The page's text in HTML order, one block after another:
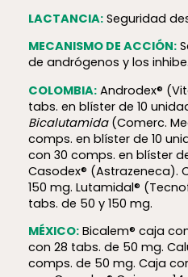
LACTANCIA:Seguridad
MECANISMO DE ACCIÓN:
de andrógenos y los inhibe.
COLOMBIA:Androdex®
tabs. en blíster de 10
Bicalutamida (Comerc.
comps. en blíster de 10
con 30 comps. en blíster
Casodex® (Astrazeneca).
150 mg. Lutamidal®
tabs. de 50 y 150 mg.
MÉXICO:Bicalem® caja
con 28 tabs. de 50 mg.
comps. de 50 mg. Caja